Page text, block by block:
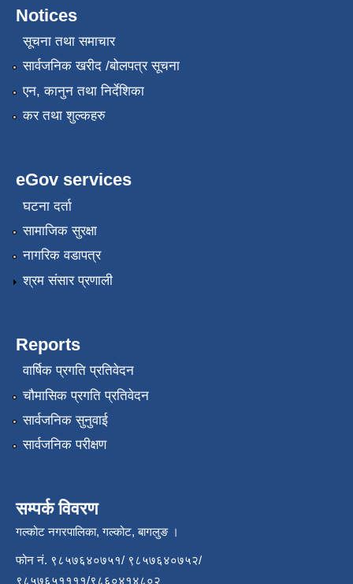
Notices
सूचना तथा समाचार
सार्वजनिक खरीद /बोलपत्र सूचना
एन, कानुन तथा निर्देशिका
कर तथा शुल्कहरु
eGov services
घटना दर्ता
सामाजिक सुरक्षा
नागरिक वडापत्र
श्रम संसार प्रणाली
Reports
वार्षिक प्रगति प्रतिवेदन
चौमासिक प्रगति प्रतिवेदन
सार्वजनिक सुनुवाई
सार्वजनिक परीक्षण
सम्पर्क विवरण
गल्कोट नगरपालिका, गल्कोट, बागलुङ ।
फोन नं. ९८५७६४०७५१/ ९८५७६४०७५२/
९८५७६५११११/९८६०४१४८०२